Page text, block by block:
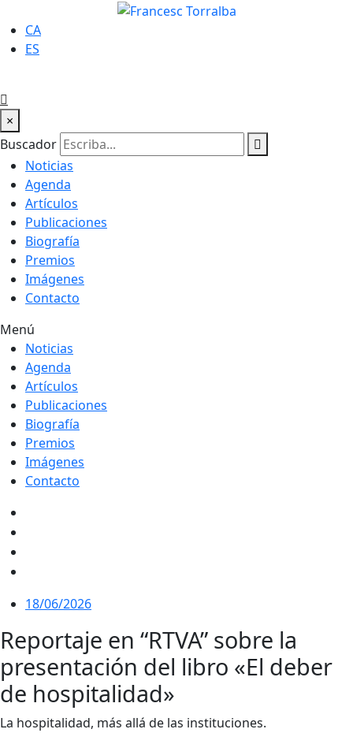
CA
ES
×
Buscador
Noticias
Agenda
Artículos
Publicaciones
Biografía
Premios
Imágenes
Contacto
Menú
Noticias
Agenda
Artículos
Publicaciones
Biografía
Premios
Imágenes
Contacto
18/06/2026
Reportaje en “RTVA” sobre la
presentación del libro «El deber
de hospitalidad»
La hospitalidad, más allá de las instituciones.